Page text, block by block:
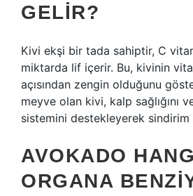
GELIR?
Kivi ekşi bir tada sahiptir, C
miktarda lif içerir. Bu, kivinin
açısından zengin olduğunu
meyve olan kivi, kalp sağlığını
sistemini destekleyerek sindirim
AVOKADO
ORGANA